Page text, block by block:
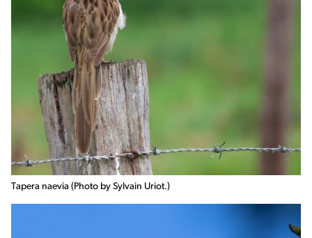
Tapera naevia (Photo by Sylvain Uriot.)